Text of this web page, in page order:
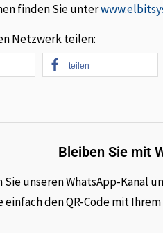
finden Sie unter
Netzwerk teilen:
teilen
Bleiben Sie mit
Sie unseren WhatsApp-Kanal
einfach den QR-Code mit